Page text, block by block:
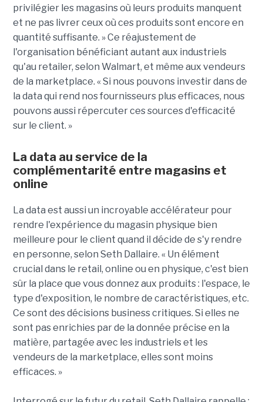
privilégier les magasins où leurs produits manquent
et ne pas livrer ceux où ces produits sont encore en
quantité suffisante. » Ce réajustement de
l'organisation bénéficiant autant aux industriels
qu'au retailer, selon Walmart, et même aux vendeurs
de la marketplace. « Si nous pouvons investir dans de
la data qui rend nos fournisseurs plus efficaces, nous
pouvons aussi répercuter ces sources d'efficacité
sur le client. »
La data au service de la
complémentarité entre magasins et
online
La data est aussi un incroyable accélérateur pour
rendre l'expérience du magasin physique bien
meilleure pour le client quand il décide de s'y rendre
en personne, selon Seth Dallaire. « Un élément
crucial dans le retail, online ou en physique, c'est bien
sûr la place que vous donnez aux produits : l'espace, le
type d'exposition, le nombre de caractéristiques, etc.
Ce sont des décisions business critiques. Si elles ne
sont pas enrichies par de la donnée précise en la
matière, partagée avec les industriels et les
vendeurs de la marketplace, elles sont moins
efficaces. »